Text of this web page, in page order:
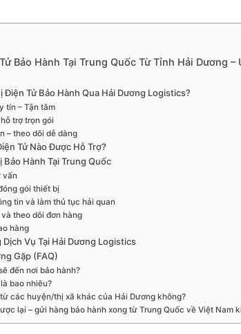
Bảo Hành Tại Trung Quốc Từ Tỉnh Hải Dương
Điện Tử Bảo Hành Qua Hải Dương Logistics?
tín – Tận tâm
trợ trọn gói
– theo dõi dễ dàng
Tử Nào Được Hỗ Trợ?
Hành Tại Trung Quốc
vấn
gói thiết bị
tin và làm thủ tục hải quan
theo dõi đơn hàng
hàng
Vụ Tại Hải Dương Logistics
Gặp (FAQ)
đến nơi bảo hành?
bao nhiêu?
các huyện/thị xã khác của Hải Dương không?
lại – gửi hàng bảo hành xong từ Trung Quốc về Việt Nam